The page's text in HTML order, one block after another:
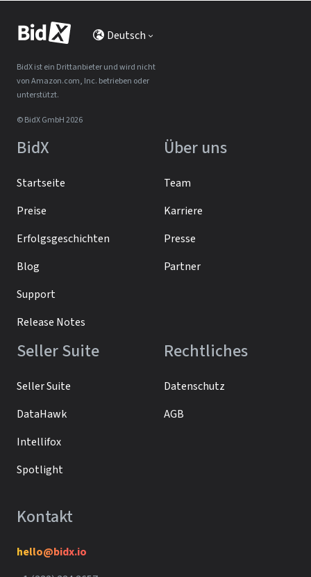
Deutsch
BidX ist ein Drittanbieter und wird nicht
von Amazon.com, Inc. betrieben oder
unterstützt.
© BidX GmbH 2026
BidX
Startseite
Preise
Erfolgsgeschichten
Blog
Support
Release Notes
Über uns
Team
Karriere
Presse
Partner
Seller Suite
Seller Suite
DataHawk
Intellifox
Spotlight
Rechtliches
Datenschutz
AGB
Kontakt
hello@bidx.io